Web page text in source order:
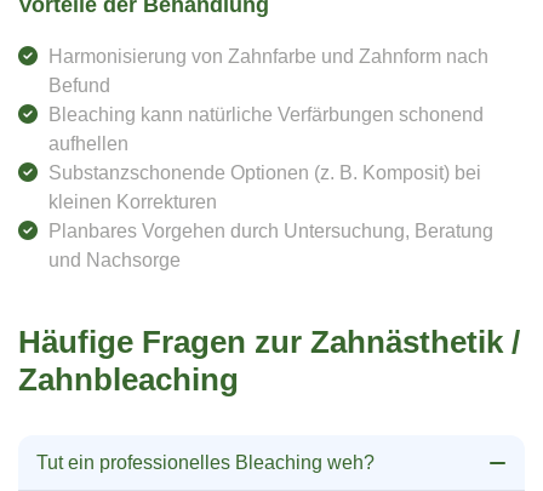
Vorteile der Behandlung
Harmonisierung von Zahnfarbe und Zahnform nach
Befund
Bleaching kann natürliche Verfärbungen schonend
aufhellen
Substanzschonende Optionen (z. B. Komposit) bei
kleinen Korrekturen
Planbares Vorgehen durch Untersuchung, Beratung
und Nachsorge
Häufige Fragen zur Zahnästhetik /
Zahnbleaching
Tut ein professionelles Bleaching weh?